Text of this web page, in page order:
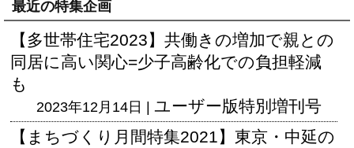
最近の特集企画
【多世帯住宅2023】共働きの増加で親との
同居に高い関心=少子高齢化での負担軽減
も
2023年12月14日 | ユーザー版特別増刊号
【まちづくり月間特集2021】東京・中延の